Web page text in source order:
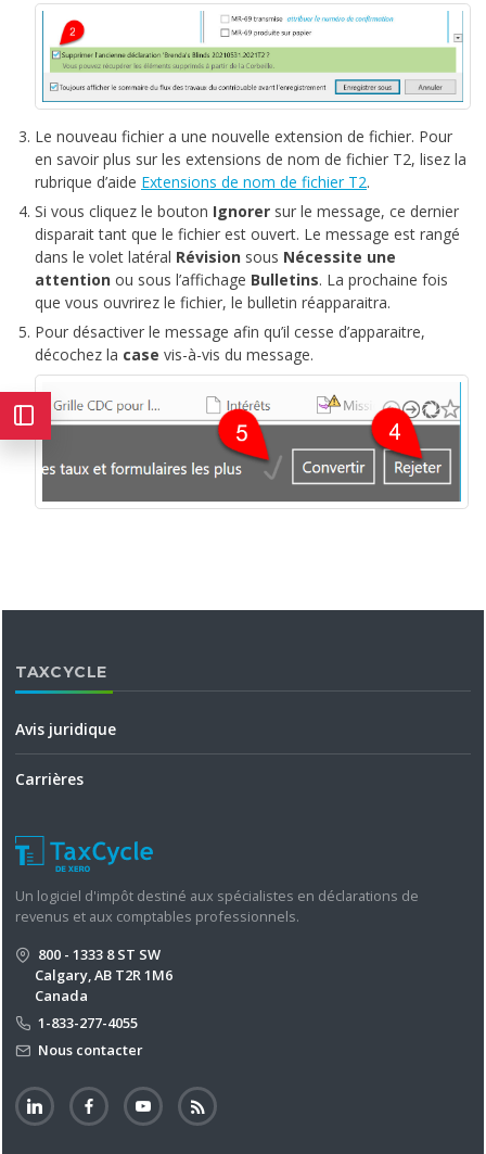
Le nouveau fichier a une nouvelle extension de fichier. Pour
en savoir plus sur les extensions de nom de fichier T2, lisez la
rubrique d’aide Extensions de nom de fichier T2.
Si vous cliquez le bouton Ignorer sur le message, ce dernier
disparait tant que le fichier est ouvert. Le message est rangé
dans le volet latéral Révision sous Nécessite une
attention ou sous l’affichage Bulletins. La prochaine fois
que vous ouvrirez le fichier, le bulletin réapparaitra.
Pour désactiver le message afin qu’il cesse d’apparaitre,
décochez la case vis-à-vis du message.
TAXCYCLE
Avis juridique
Carrières
Un logiciel d'impôt destiné aux spécialistes en déclarations de
revenus et aux comptables professionnels.
800 - 1333 8 ST SW
Calgary, AB T2R 1M6
Canada
1-833-277-4055
Nous contacter